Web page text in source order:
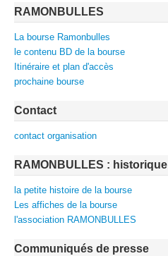
RAMONBULLES
La bourse Ramonbulles
le contenu BD de la bourse
Itinéraire et plan d'accès
prochaine bourse
Contact
contact organisation
RAMONBULLES : historique
la petite histoire de la bourse
Les affiches de la bourse
l'association RAMONBULLES
Communiqués de presse